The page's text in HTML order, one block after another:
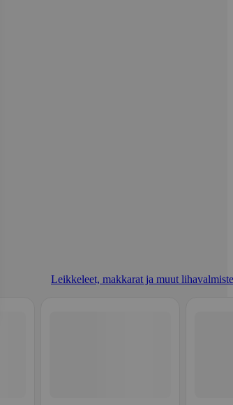
Leikkeleet, makkarat ja muut